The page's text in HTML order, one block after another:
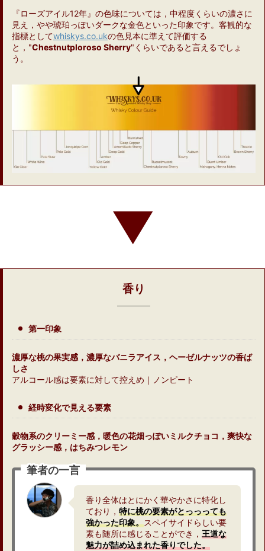
『ローズアイル12年』の色味については，中程度くらいの濃さに
見え，やや琥珀っぽいダークな金色といった印象です。客観的な
指標としてwhiskys.co.ukの色見本に準えて評価する
と，"Chestnutploroso Sherry"くらいであると言えるでしょ
う。
▼
香り
第一印象
濃厚な桃の果実感，濃厚なバニラアイス，ヘーゼルナッツの香ば
しさ
アルコール感は要素に対して控えめ｜ノンピート
経時変化で見える要素
穀物系のクリーミー感，暖色の花畑っぽいミルクチョコ，爽快な
グラッシー感，はちみつレモン
筆者の一言
香り全体はとにかく華やかさに特化し
ており， 特に桃の要素がとっっっても
強かった印象。スペイサイドらしい要
素も随所に感じることができ， 王道な
魅力が詰め込まれた香りでした。